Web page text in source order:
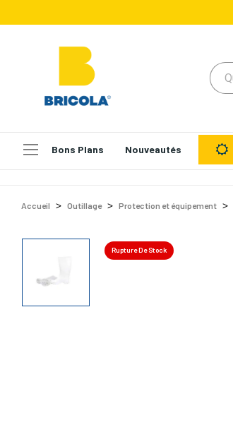
Bons Plans Nouveautés
Accueil Outillage Protection et équipement
Rupture De Stock